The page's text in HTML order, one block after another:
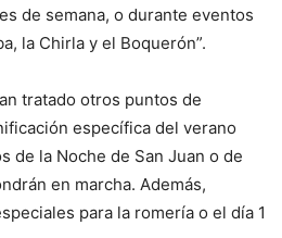
de semana, o durante eventos
la Chirla y el Boquerón”.
tratado otros puntos de
específica del verano
de la Noche de San Juan o de
en marcha. Además,
para la romería o el día 1